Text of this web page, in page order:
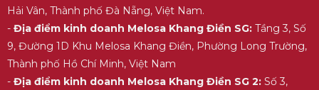
Hải Vân, Thành phố Đà Nẵng, Việt Nam.
- Địa điểm kinh doanh Melosa Khang Điền SG:Tầng 3, Số
9, Đường 1D Khu Melosa Khang Điền, Phường Long Trường,
Thành phố Hồ Chí Minh, Việt Nam
- Địa điểm kinh doanh Melosa Khang Điền SG 2:Số 3,